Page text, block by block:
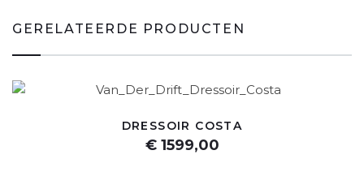
GERELATEERDE PRODUCTEN
DRESSOIR COSTA
€ 1599,00